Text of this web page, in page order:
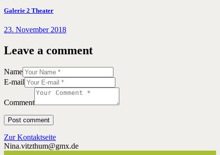
Galerie 2 Theater
23. November 2018
Leave a comment
Name
E-mail
Comment
Zur Kontaktseite
Nina.vitzthum@gmx.de